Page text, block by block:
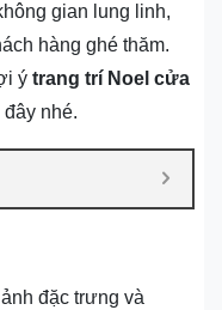
gian lung linh,
hàng ghé thăm.
ý trang trí Noel cửa
nhé.
đặc trưng và